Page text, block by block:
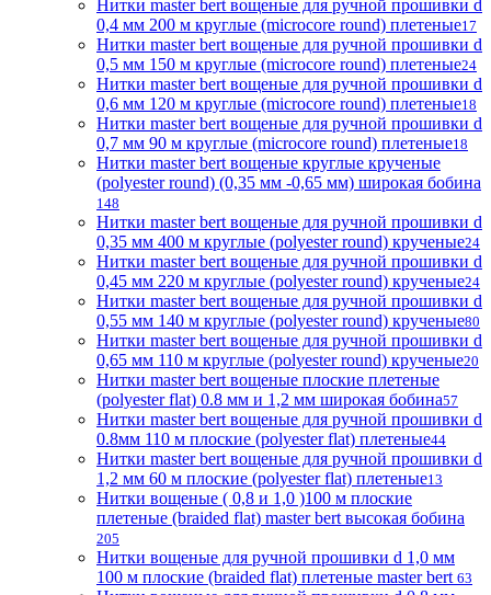
Нитки master bert вощеные для ручной прошивки d
0,4 мм 200 м круглые (microcore round) плетеные17
Нитки master bert вощеные для ручной прошивки d
0,5 мм 150 м круглые (microcore round) плетеные24
Нитки master bert вощеные для ручной прошивки d
0,6 мм 120 м круглые (microcore round) плетеные18
Нитки master bert вощеные для ручной прошивки d
0,7 мм 90 м круглые (microcore round) плетеные18
Нитки master bert вощеные круглые крученые
(polyester round) (0,35 мм -0,65 мм) широкая бобина
148
Нитки master bert вощеные для ручной прошивки d
0,35 мм 400 м круглые (polyester round) крученые24
Нитки master bert вощеные для ручной прошивки d
0,45 мм 220 м круглые (polyester round) крученые24
Нитки master bert вощеные для ручной прошивки d
0,55 мм 140 м круглые (polyester round) крученые80
Нитки master bert вощеные для ручной прошивки d
0,65 мм 110 м круглые (polyester round) крученые20
Нитки master bert вощеные плоские плетеные
(polyester flat) 0.8 мм и 1,2 мм широкая бобина57
Нитки master bert вощеные для ручной прошивки d
0.8мм 110 м плоские (polyester flat) плетеные44
Нитки master bert вощеные для ручной прошивки d
1,2 мм 60 м плоские (polyester flat) плетеные13
Нитки вощеные ( 0,8 и 1,0 )100 м плоские
плетеные (braided flat) master bert высокая бобина
205
Нитки вощеные для ручной прошивки d 1,0 мм
100 м плоские (braided flat) плетеные master bert 63